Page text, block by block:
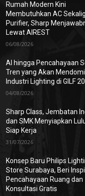
Rumah Modern Kini
Membutuhkan AC
Purifier, Sharp
Lewat AIREST
06/08/2026
AI hingga Pencahayaan
Tren yang Akan
Industri Lighting di GILF
04/08/2026
Sharp Class, Jembatan
dan SMK Menyiapkan
Siap Kerja
31/07/2026
Konsep Baru Philips
Store Surabaya, Beri
Pencahayaan Ruang dan
Konsultasi Gratis